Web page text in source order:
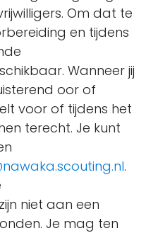
Om dat te
en tijdens
Wanneer jij
oor of
voor of tijdens het
terecht. Je kunt
.
niet aan een
Je mag ten